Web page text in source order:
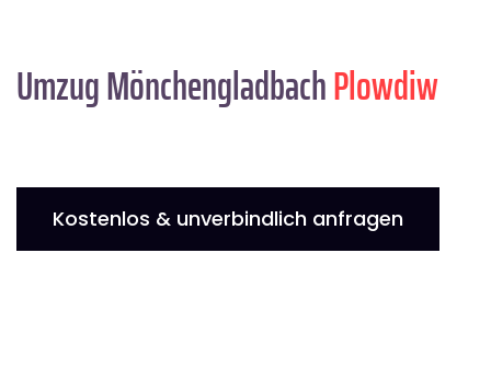
Umzug MönchengladbachPlowdiw
Kostenlos & unverbindlich anfragen